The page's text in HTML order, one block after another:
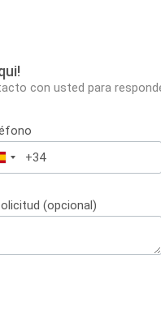
con usted para
(opcional)